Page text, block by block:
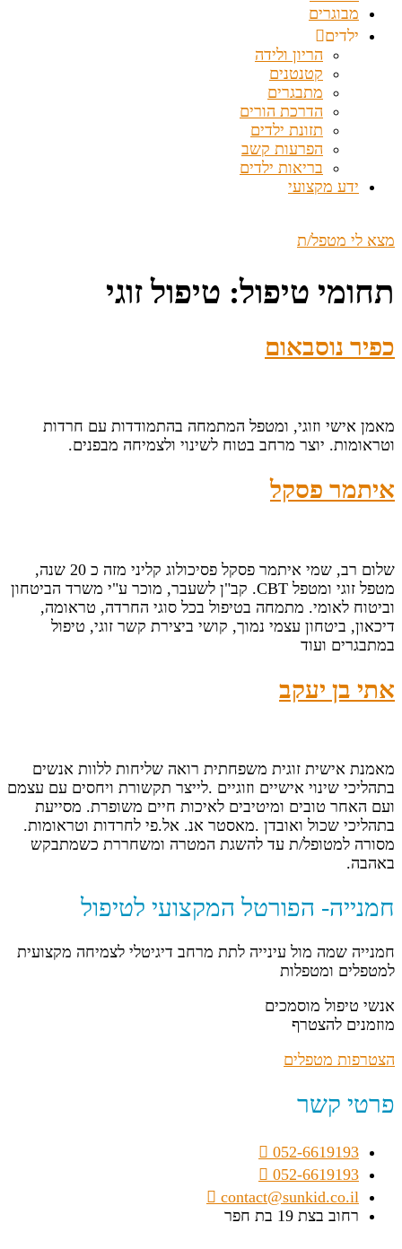
מבוגרים
ילדים
הריון ולידה
קטנטנים
מתבגרים
הדרכת הורים
תזונת ילדים
הפרעות קשב
בריאות ילדים
ידע מקצועי
מצא לי מטפל/ת
תחומי טיפול: טיפול זוגי
כפיר נוסבאום
מאמן אישי וזוגי, ומטפל המתמחה בהתמודדות עם חרדות
וטראומות. יוצר מרחב בטוח לשינוי ולצמיחה מבפנים.
איתמר פסקל
שלום רב, שמי איתמר פסקל פסיכולוג קליני מזה כ 20 שנה,
מטפל זוגי ומטפל CBT. קב"ן לשעבר, מוכר ע"י משרד הביטחון
וביטוח לאומי. מתמחה בטיפול בכל סוגי החרדה, טראומה,
דיכאון, ביטחון עצמי נמוך, קושי ביצירת קשר זוגי, טיפול
במתבגרים ועוד
אתי בן יעקב
מאמנת אישית זוגית משפחתית רואה שליחות ללוות אנשים
בתהליכי שינוי אישיים וזוגיים .לייצר תקשורת ויחסים עם עצמם
ועם האחר טובים ומיטיבים לאיכות חיים משופרת. מסייעת
בתהליכי שכול ואובדן .מאסטר אנ. אל.פי לחרדות וטראומות.
מסורה למטופל/ת עד להשגת המטרה ומשחררת כשמתבקש
באהבה.
חמנייה- הפורטל המקצועי לטיפול
חמנייה שמה מול עינייה לתת מרחב דיגיטלי לצמיחה מקצועית
למטפלים ומטפלות
אנשי טיפול מוסמכים
מוזמנים להצטרף
הצטרפות מטפלים
פרטי קשר
052-6619193
052-6619193
contact@sunkid.co.il
רחוב בצת 19 בת חפר